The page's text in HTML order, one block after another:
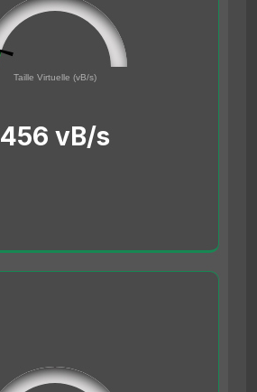
45561691
Taille Virtuelle (vB/s)500000000
456 vB/s